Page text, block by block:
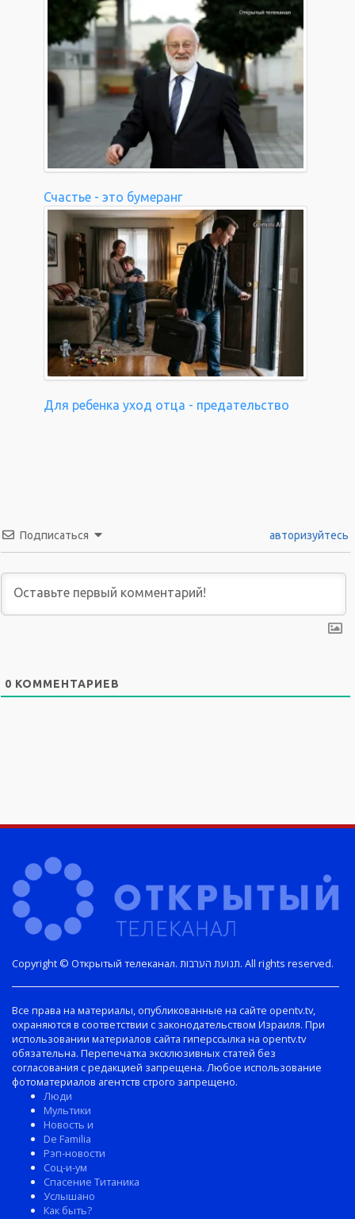
Счастье - это бумеранг
Для ребенка уход отца - предательство
Подписаться авторизуйтесь
0 КОММЕНТАРИЕВ
Copyright © Открытый телеканал. תנועת הערבות. All rights reserved.
Все права на материалы, опубликованные на сайте opentv.tv,
охраняются в соответствии с законодательством Израиля. При
использовании материалов сайта гиперссылка на opentv.tv
обязательна. Перепечатка эксклюзивных статей без
согласования с редакцией запрещена. Любое использование
фотоматериалов агентств строго запрещено.
Люди
Мультики
Новость и
De Familia
Рэп-новости
Соц-и-ум
Спасение Титаника
Услышано
Как быть?